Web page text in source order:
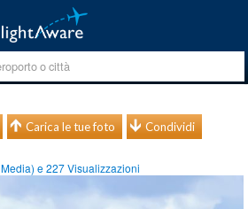
Carica le tue foto Condividi
Media) e227Visualizzazioni